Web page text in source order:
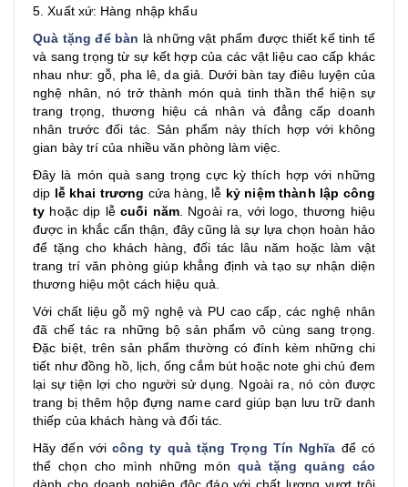
5. Xuất xứ: Hàng nhập khẩu
Quà tặng để bàn là những vật phẩm được thiết kế tinh tế
và sang trọng từ sự kết hợp của các vật liệu cao cấp khác
nhau như: gỗ, pha lê, da giả. Dưới bàn tay điêu luyện của
nghệ nhân, nó trở thành món quà tinh thần thể hiện sự
trang trọng, thương hiệu cá nhân và đẳng cấp doanh
nhân trước đối tác. Sản phẩm này thích hợp với không
gian bày trí của nhiều văn phòng làm việc.
Đây là món quà sang trọng cực kỳ thích hợp với những
dịp lễ khai trương cửa hàng, lễ kỷ niệm thành lập công
ty hoặc dịp lễ cuối năm. Ngoài ra, với logo, thương hiệu
được in khắc cẩn thận, đây cũng là sự lựa chọn hoàn hảo
để tặng cho khách hàng, đối tác lâu năm hoặc làm vật
trang trí văn phòng giúp khẳng định và tạo sự nhận diện
thương hiệu một cách hiệu quả.
Với chất liệu gỗ mỹ nghệ và PU cao cấp, các nghệ nhân
đã chế tác ra những bộ sản phẩm vô cùng sang trọng.
Đặc biệt, trên sản phẩm thường có đính kèm những chi
tiết như đồng hồ, lịch, ống cắm bút hoặc note ghi chú đem
lại sự tiện lợi cho người sử dụng. Ngoài ra, nó còn được
trang bị thêm hộp đựng name card giúp bạn lưu trữ danh
thiếp của khách hàng và đối tác.
Hãy đến với công ty quà tặng Trọng Tín Nghĩa để có
thể chọn cho mình những món quà tặng quảng cáo